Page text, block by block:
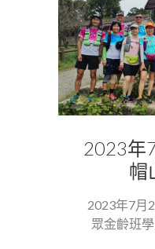
2023年
帽
2023年7月
眾金齡班